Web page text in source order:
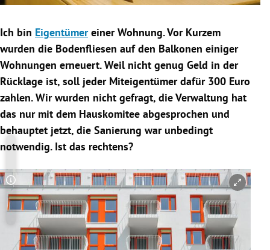
Untermenü
Ich bin Eigentümereiner Wohnung. Vor Kurzem
wurden die Bodenfliesen auf den Balkonen einiger
Wohnungen erneuert. Weil nicht genug Geld in der
Rücklage ist, soll jeder Miteigentümer dafür 300 Euro
zahlen. Wir wurden nicht gefragt, die Verwaltung hat
das nur mit dem Hauskomitee abgesprochen und
behauptet jetzt, die Sanierung war unbedingt
notwendig. Ist das rechtens?
Copyright-Hinweis öffnen/schließen